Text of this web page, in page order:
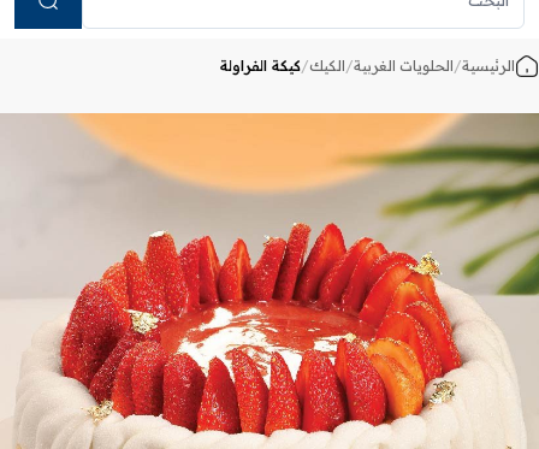
الرئيسية/الحلويات الغربية/الكيك/كيكة الفراولة